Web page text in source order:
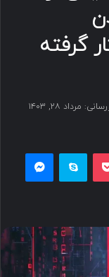
گرفته
مرداد ۲۸, ۱۴۰۳
پاکت اسکایپ